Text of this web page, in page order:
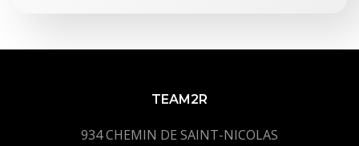
TEAM2R
934 CHEMIN DE SAINT-NICOLAS